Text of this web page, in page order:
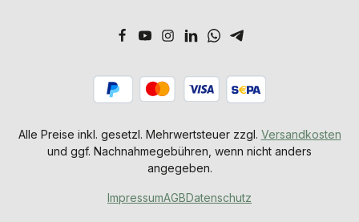
Alle Preise inkl. gesetzl. Mehrwertsteuer zzgl. Versandkosten
und ggf. Nachnahmegebühren, wenn nicht anders
angegeben.
ImpressumAGBDatenschutz